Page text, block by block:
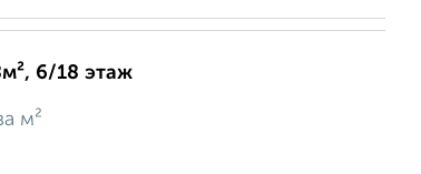
6/18 этаж
м²